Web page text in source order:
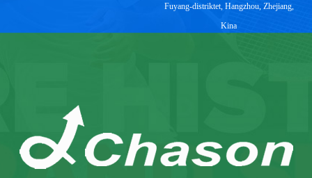
Fuyang-distriktet, Hangzhou, Zhejiang,
Kina